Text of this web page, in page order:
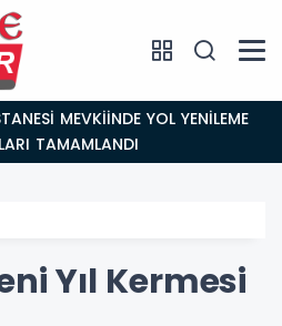
TAMAMLANDI
Yıl Kermesi